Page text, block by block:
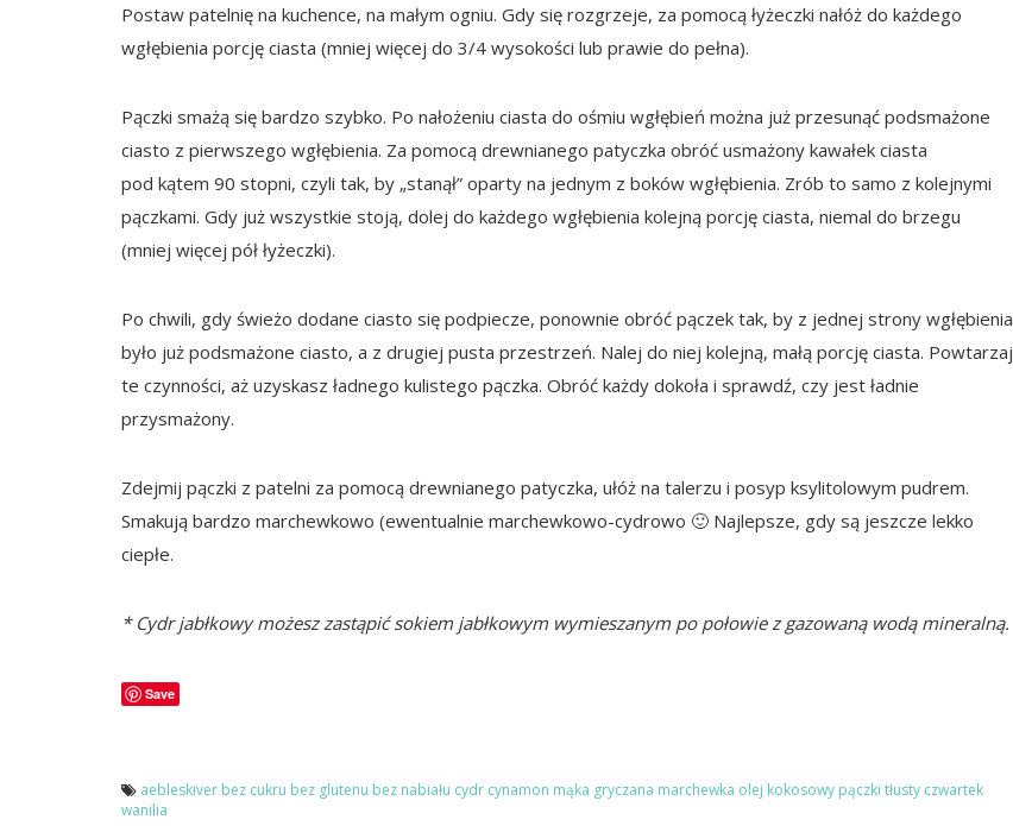
Postaw patelnię na kuchence, na małym ogniu. Gdy się rozgrzeje, za pomocą łyżeczki nałóż do każdego
wgłębienia porcję ciasta (mniej więcej do 3/4 wysokości lub prawie do pełna).
Pączki smażą się bardzo szybko. Po nałożeniu ciasta do ośmiu wgłębień można już przesunąć podsmażone
ciasto z pierwszego wgłębienia. Za pomocą drewnianego patyczka obróć usmażony kawałek ciasta
pod kątem 90 stopni, czyli tak, by „stanął” oparty na jednym z boków wgłębienia. Zrób to samo z kolejnymi
pączkami. Gdy już wszystkie stoją, dolej do każdego wgłębienia kolejną porcję ciasta, niemal do brzegu
(mniej więcej pół łyżeczki).
Po chwili, gdy świeżo dodane ciasto się podpiecze, ponownie obróć pączek tak, by z jednej strony wgłębienia
było już podsmażone ciasto, a z drugiej pusta przestrzeń. Nalej do niej kolejną, małą porcję ciasta. Powtarzaj
te czynności, aż uzyskasz ładnego kulistego pączka. Obróć każdy dokoła i sprawdź, czy jest ładnie
przysmażony.
Zdejmij pączki z patelni za pomocą drewnianego patyczka, ułóż na talerzu i posyp ksylitolowym pudrem.
Smakują bardzo marchewkowo (ewentualnie marchewkowo-cydrowo 🙂 Najlepsze, gdy są jeszcze lekko
ciepłe.
* Cydr jabłkowy możesz zastąpić sokiem jabłkowym wymieszanym po połowie z gazowaną wodą mineralną.
Save
aebleskiver bez cukru bez glutenu bez nabiału cydr cynamon mąka gryczana marchewka olej kokosowy pączki tłusty czwartek
wanilia